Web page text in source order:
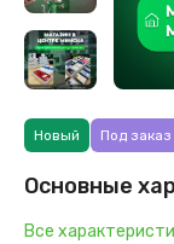
Новый Под заказ
Основные
Все